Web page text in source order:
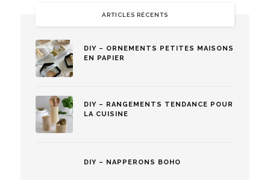
ARTICLES RÉCENTS
DIY – ORNEMENTS PETITES MAISONS
EN PAPIER
DIY – RANGEMENTS TENDANCE POUR
LA CUISINE
DIY – NAPPERONS BOHO